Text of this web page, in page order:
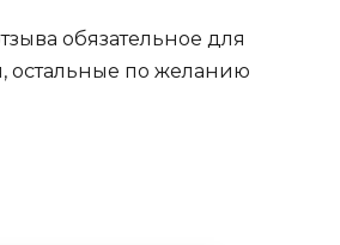
обязательное для
остальные по желанию